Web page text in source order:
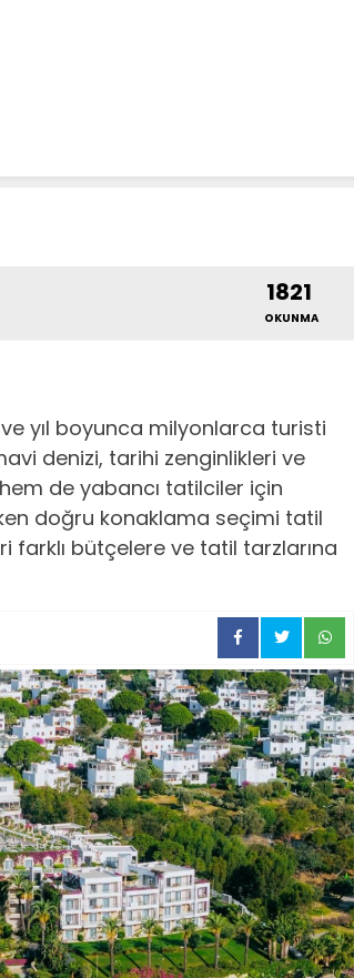
1821
OKUNMA
ve yıl boyunca milyonlarca turisti
denizi, tarihi zenginlikleri ve
de yabancı tatilciler için
doğru konaklama seçimi tatil
farklı bütçelere ve tatil tarzlarına